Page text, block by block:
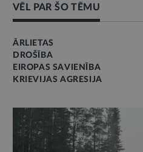
VĒL PAR ŠO TĒMU
ĀRLIETAS
DROŠĪBA
EIROPAS SAVIENĪBA
KRIEVIJAS AGRESIJA